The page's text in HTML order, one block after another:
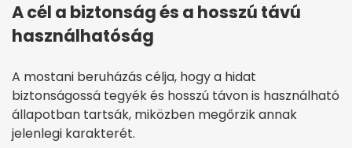
A cél a biztonság és a hosszú távú
használhatóság
A mostani beruházás célja, hogy a hidat
biztonságossá tegyék és hosszú távon is használható
állapotban tartsák, miközben megőrzik annak
jelenlegi karakterét.